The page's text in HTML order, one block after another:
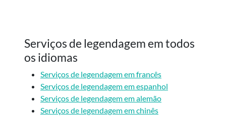
Serviços de legendagem em todos
os idiomas
Serviços de legendagem em francês
Serviços de legendagem em espanhol
Serviços de legendagem em alemão
Serviços de legendagem em chinês